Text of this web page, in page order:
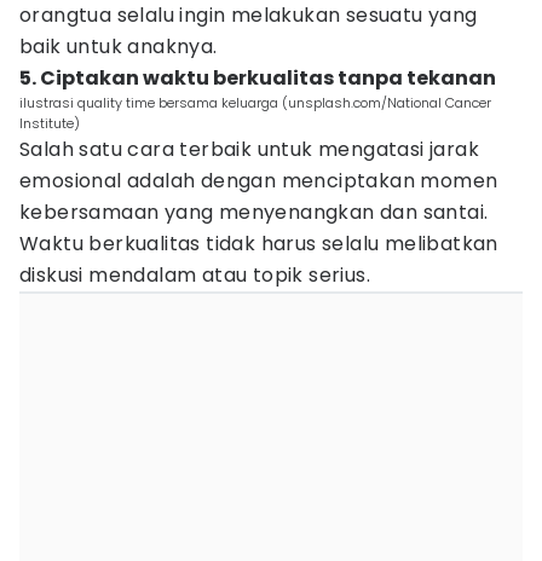
orangtua selalu ingin melakukan sesuatu yang
baik untuk anaknya.
5. Ciptakan waktu berkualitas tanpa tekanan
ilustrasi quality time bersama keluarga (unsplash.com/National Cancer
Institute)
Salah satu cara terbaik untuk mengatasi jarak
emosional adalah dengan menciptakan momen
kebersamaan yang menyenangkan dan santai.
Waktu berkualitas tidak harus selalu melibatkan
diskusi mendalam atau topik serius.